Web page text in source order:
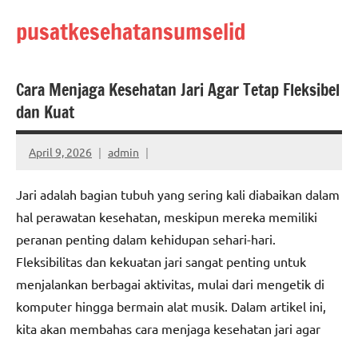
pusatkesehatansumselid
Cara Menjaga Kesehatan Jari Agar Tetap Fleksibel
dan Kuat
April 9, 2026 admin
Jari adalah bagian tubuh yang sering kali diabaikan dalam
hal perawatan kesehatan, meskipun mereka memiliki
peranan penting dalam kehidupan sehari-hari.
Fleksibilitas dan kekuatan jari sangat penting untuk
menjalankan berbagai aktivitas, mulai dari mengetik di
komputer hingga bermain alat musik. Dalam artikel ini,
kita akan membahas cara menjaga kesehatan jari agar